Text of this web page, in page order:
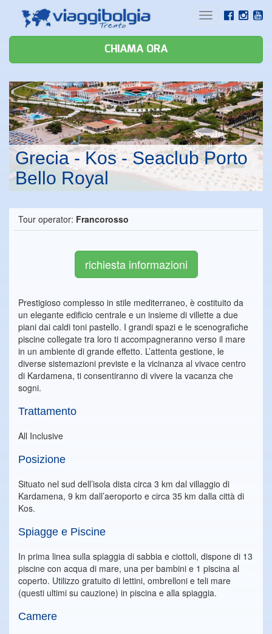
Toggle
CHIAMA ORA
Grecia - Kos - Seaclub Porto
Bello Royal
Tour operator: Francorosso
richiesta informazioni
Prestigioso complesso in stile mediterraneo, è costituito da
un elegante edificio centrale e un insieme di villette a due
piani dai caldi toni pastello. I grandi spazi e le scenografiche
piscine collegate tra loro ti accompagneranno verso il mare
in un ambiente di grande effetto. L’attenta gestione, le
diverse sistemazioni previste e la vicinanza al vivace centro
di Kardamena, ti consentiranno di vivere la vacanza che
sogni.
Trattamento
All Inclusive
Posizione
Situato nel sud dell’isola dista circa 3 km dal villaggio di
Kardamena, 9 km dall’aeroporto e circa 35 km dalla città di
Kos.
Spiagge e Piscine
In prima linea sulla spiaggia di sabbia e ciottoli, dispone di 13
piscine con acqua di mare, una per bambini e 1 piscina al
coperto. Utilizzo gratuito di lettini, ombrelloni e teli mare
(questi ultimi su cauzione) in piscina e alla spiaggia.
Camere